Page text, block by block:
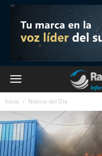
Inicio Noticia del Día